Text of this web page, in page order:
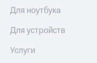
Для ноутбука
Для устройств
Услуги